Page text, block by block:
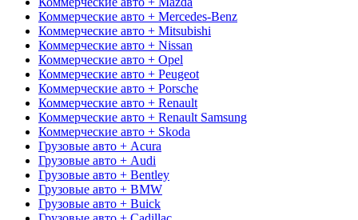
Коммерческие авто + Mercedes-Benz
Коммерческие авто + Mitsubishi
Коммерческие авто + Nissan
Коммерческие авто + Opel
Коммерческие авто + Peugeot
Коммерческие авто + Porsche
Коммерческие авто + Renault
Коммерческие авто + Renault Samsung
Коммерческие авто + Skoda
Грузовые авто + Acura
Грузовые авто + Audi
Грузовые авто + Bentley
Грузовые авто + BMW
Грузовые авто + Buick